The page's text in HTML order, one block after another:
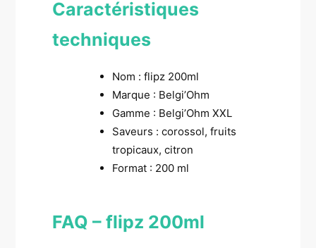
Caractéristiques
techniques
Nom : flipz 200ml
Marque : Belgi’Ohm
Gamme : Belgi’Ohm XXL
Saveurs : corossol, fruits
tropicaux, citron
Format : 200 ml
FAQ – flipz 200ml